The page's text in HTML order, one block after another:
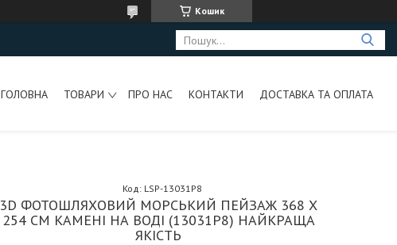
Кошик
ГОЛОВНА ТОВАРИ ПРО НАС КОНТАКТИ ДОСТАВКА ТА ОПЛАТА
3D ФОТОШЛЯХОВИЙ МОРСЬКИЙ ПЕЙЗАЖ 368 X
254 СМ КАМЕНІ НА ВОДІ (13031P8) НАЙКРАЩА
ЯКІСТЬ
Код: LSP-13031P8